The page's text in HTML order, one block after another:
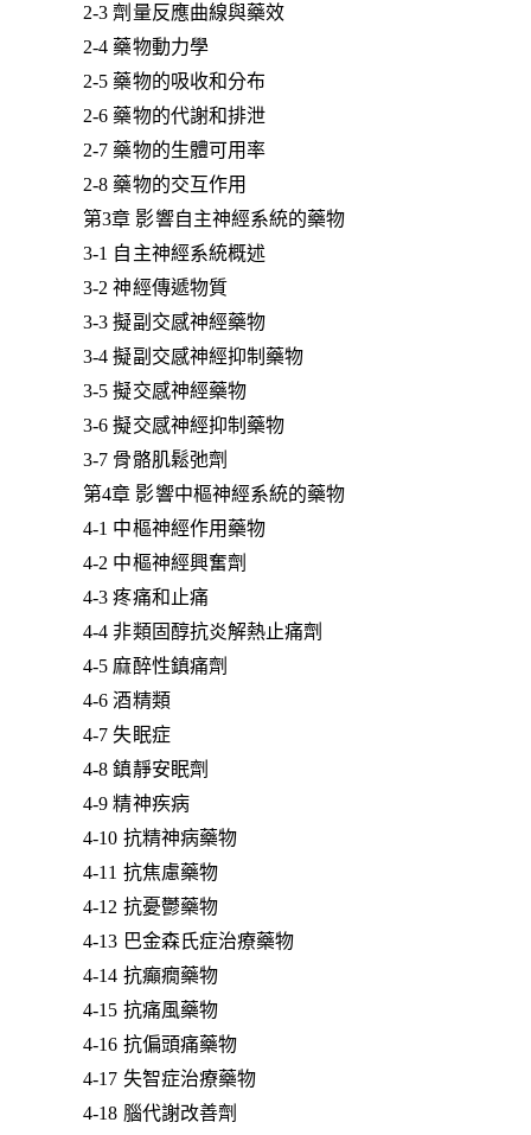
2-3 劑量反應曲線與藥效
2-4 藥物動力學
2-5 藥物的吸收和分布
2-6 藥物的代謝和排泄
2-7 藥物的生體可用率
2-8 藥物的交互作用
第3章 影響自主神經系統的藥物
3-1 自主神經系統概述
3-2 神經傳遞物質
3-3 擬副交感神經藥物
3-4 擬副交感神經抑制藥物
3-5 擬交感神經藥物
3-6 擬交感神經抑制藥物
3-7 骨骼肌鬆弛劑
第4章 影響中樞神經系統的藥物
4-1 中樞神經作用藥物
4-2 中樞神經興奮劑
4-3 疼痛和止痛
4-4 非類固醇抗炎解熱止痛劑
4-5 麻醉性鎮痛劑
4-6 酒精類
4-7 失眠症
4-8 鎮靜安眠劑
4-9 精神疾病
4-10 抗精神病藥物
4-11 抗焦慮藥物
4-12 抗憂鬱藥物
4-13 巴金森氏症治療藥物
4-14 抗癲癇藥物
4-15 抗痛風藥物
4-16 抗偏頭痛藥物
4-17 失智症治療藥物
4-18 腦代謝改善劑